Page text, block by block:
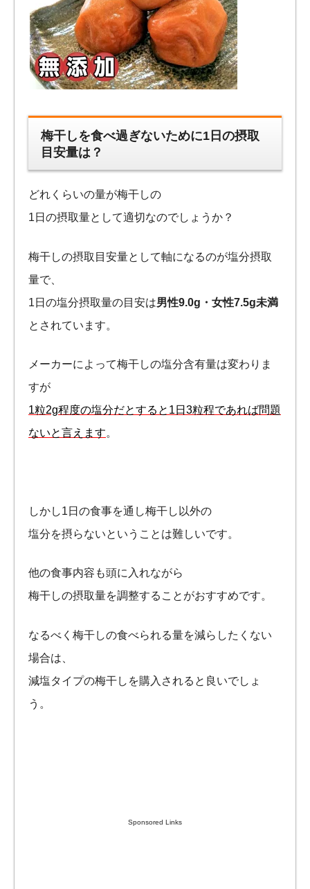
梅干しを食べ過ぎないために1日の摂取
目安量は？
どれくらいの量が梅干しの
1日の摂取量として適切なのでしょうか？
梅干しの摂取目安量として軸になるのが塩分摂取
量で、
1日の塩分摂取量の目安は男性9.0g・女性7.5g未満
とされています。
メーカーによって梅干しの塩分含有量は変わりま
すが
1粒2g程度の塩分だとすると1日3粒程であれば問題
ないと言えます。
しかし1日の食事を通し梅干し以外の
塩分を摂らないということは難しいです。
他の食事内容も頭に入れながら
梅干しの摂取量を調整することがおすすめです。
なるべく梅干しの食べられる量を減らしたくない
場合は、
減塩タイプの梅干しを購入されると良いでしょ
う。
Sponsored Links